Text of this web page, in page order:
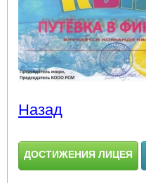
Назад
ДОСТИЖЕНИЯ ЛИЦЕЯ